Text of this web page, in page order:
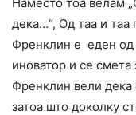
дека…“, Од таа и таа
Френклин е еден од
иноватор и се смета
Френклин вели дека
затоа што доколку